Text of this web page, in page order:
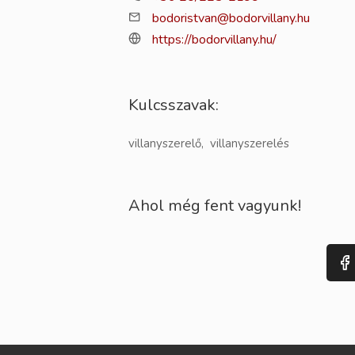
bodoristvan@bodorvillany.hu
https://bodorvillany.hu/
Kulcsszavak:
villanyszerelő, villanyszerelés
Ahol még fent vagyunk!